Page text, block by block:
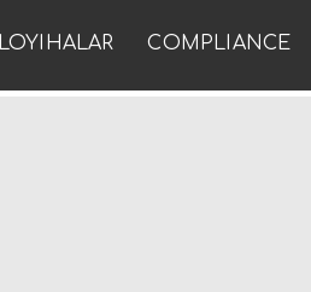
LOYIHALAR COMPLIANCE